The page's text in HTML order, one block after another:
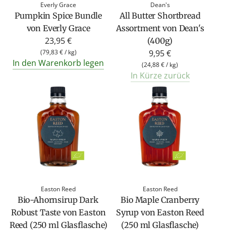
i
s
Everly Grace
Pumpkin Spice Bundle
von Everly Grace
23,95 €
(79,83 €/ kg)
In den Warenkorb legen
Dean's
All Butter Shortbread
Assortment von Dean's
(400g)
9,95 €
(24,88 €/ kg)
In Kürze zurück
Easton Reed
Bio-Ahornsirup Dark
Robust Taste von Easton
Reed (250 ml Glasflasche)
Easton Reed
Bio Maple Cranberry
Syrup von Easton Reed
(250 ml Glasflasche)